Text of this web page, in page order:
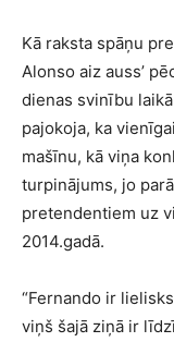
Kā raksta spāņu
Alonso aiz auss’
dienas svinību
pajokoja, ka
mašīnu, kā viņa
turpinājums, jo
pretendentiem uz
2014.gadā.
“Fernando ir
viņš šajā ziņā ir